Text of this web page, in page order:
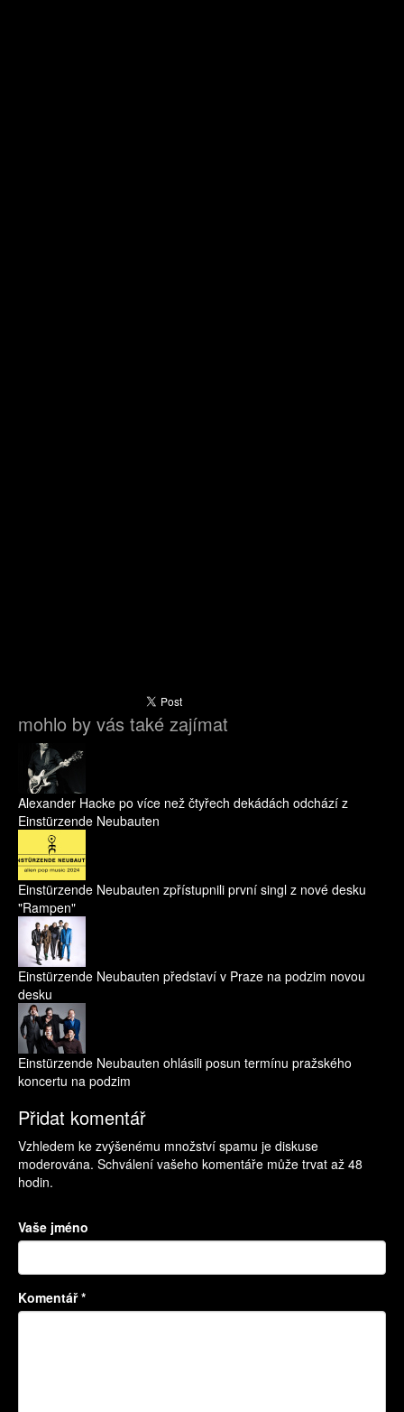
mohlo by vás také zajímat
Alexander Hacke po více než čtyřech dekádách odchází z
Einstürzende Neubauten
Einstürzende Neubauten zpřístupnili první singl z nové desku
"Rampen"
Einstürzende Neubauten představí v Praze na podzim novou
desku
Einstürzende Neubauten ohlásili posun termínu pražského
koncertu na podzim
Přidat komentář
Vzhledem ke zvýšenému množství spamu je diskuse
moderována. Schválení vašeho komentáře může trvat až 48
hodin.
Vaše jméno
Komentář*